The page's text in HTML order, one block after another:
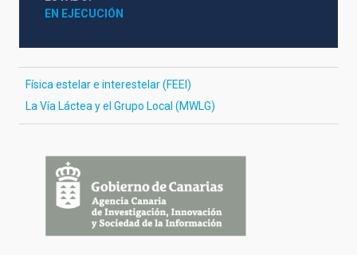
EN EJECUCIÓN
Física estelar e interestelar (FEEI)
La Vía Láctea y el Grupo Local (MWLG)